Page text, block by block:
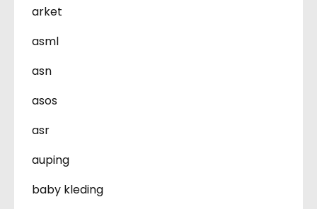
arket
asml
asn
asos
asr
auping
baby kleding